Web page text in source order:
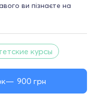
900 грн
ви пізнаєте на
курсы